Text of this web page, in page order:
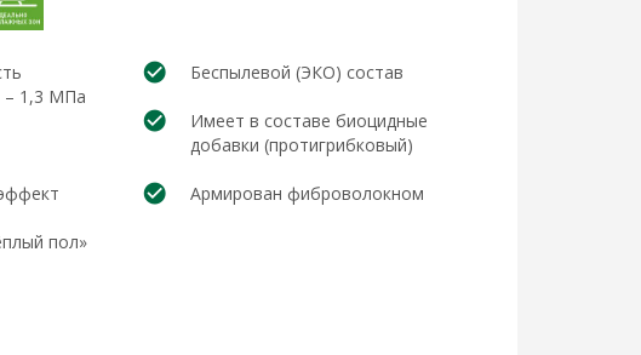
– 1,3 МПа
Беспылевой (ЭКО) состав
Имеет в составе биоцидные
добавки (протигрибковый)
Армирован фиброволокном
пол»